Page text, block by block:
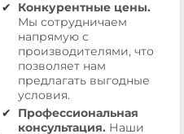
Конкурентные цены.
Мы сотрудничаем
напрямую с
производителями, что
позволяет нам
предлагать выгодные
условия.
Профессиональная
консультация. Наши